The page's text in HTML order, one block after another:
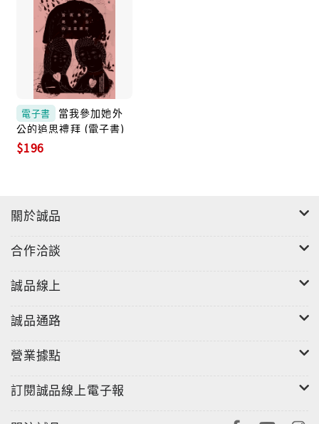
◎ 台灣新生代備受矚目的創作者。
◎ 收錄2015年梁實秋文學獎散文首獎作品<當我參加她
外公的追思禮拜>。
◎ 收錄2013年林榮三文學獎散文佳作作品<精神病院皮
下鉤沉>。
在網絡上廣為流傳。
◎ 文字乾淨透明，却鏗鏘有力，準確擊中核心，易引起
共鳴。
◎ 陳栢青、鍾文音專文推薦。
電子書
當我參加她外
公的追思禮拜 (電子書)
$196
關於誠品
合作洽談
誠品線上
誠品通路
營業據點
訂閱誠品線上電子報